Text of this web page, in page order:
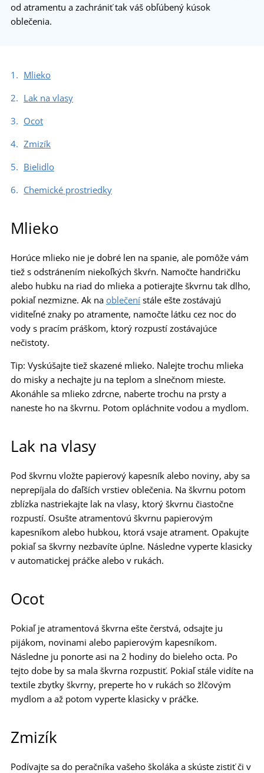
od atramentu a zachrániť tak váš obľúbený kúsok
oblečenia.
Mlieko
Lak na vlasy
Ocot
Zmizík
Bielidlo
Chemické prostriedky
Mlieko
Horúce mlieko nie je dobré len na spanie, ale pomôže vám
tiež s odstránením niekoľkých škvŕn. Namočte handričku
alebo hubku na riad do mlieka a potierajte škvrnu tak dlho,
pokiaľ nezmizne. Ak na oblečení stále ešte zostávajú
viditeľné znaky po atramente, namočte látku cez noc do
vody s pracím práškom, ktorý rozpustí zostávajúce
nečistoty.
Tip: Vyskúšajte tiež skazené mlieko. Nalejte trochu mlieka
do misky a nechajte ju na teplom a slnečnom mieste.
Akonáhle sa mlieko zdrcne, naberte trochu na prsty a
naneste ho na škvrnu. Potom opláchnite vodou a mydlom.
Lak na vlasy
Pod škvrnu vložte papierový kapesník alebo noviny, aby sa
neprepíjala do ďaľších vrstiev oblečenia. Na škvrnu potom
zblízka nastriekajte lak na vlasy, ktorý škvrnu čiastočne
rozpustí. Osušte atramentovú škvrnu papierovým
kapesníkom alebo hubkou, ktorá vsaje atrament. Opakujte
pokiaľ sa škvrny nezbavíte úplne. Následne vyperte klasicky
v automatickej práčke alebo v rukách.
Ocot
Pokiaľ je atramentová škvrna ešte čerstvá, odsajte ju
pijákom, novinami alebo papierovým kapesníkom.
Následne ju ponorte asi na 2 hodiny do bieleho octa. Po
tejto dobe by sa mala škvrna rozpustiť. Pokiaľ stále vidíte na
textile zbytky škvrny, preperte ho v rukách so žlčovým
mydlom a až potom vyperte klasicky v práčke.
Zmizík
Podívajte sa do peračníka vašeho školáka a skúste zistiť či v